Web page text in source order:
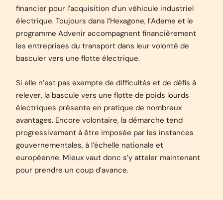
financier pour l’acquisition d’un véhicule industriel
électrique. Toujours dans l’Hexagone, l’Ademe et le
programme Advenir accompagnent financièrement
les entreprises du transport dans leur volonté de
basculer vers une flotte électrique.
Si elle n’est pas exempte de difficultés et de défis à
relever, la bascule vers une flotte de poids lourds
électriques présente en pratique de nombreux
avantages. Encore volontaire, la démarche tend
progressivement à être imposée par les instances
gouvernementales, à l’échelle nationale et
européenne. Mieux vaut donc s’y atteler maintenant
pour prendre un coup d’avance.